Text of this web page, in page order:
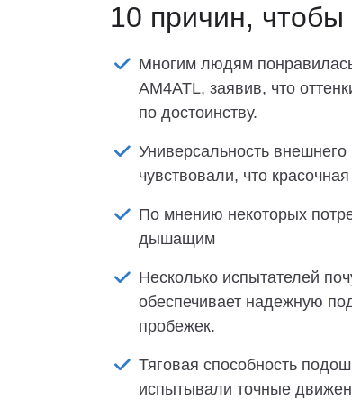
10 причин, чтобы
Многим людям
AM4ATL, заявив, что
по достоинству.
Универсальность
чувствовали, что
По мнению некоторых
дышащим
Несколько испытателей
обеспечивает надежную
пробежек.
Тяговая способность
испытывали точные